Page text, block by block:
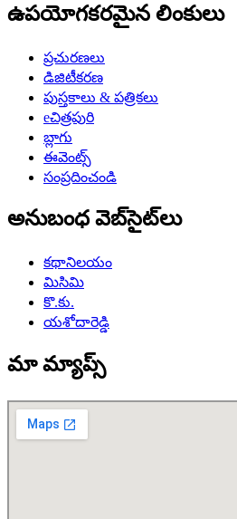
ఉపయోగకరమైన లింకులు
ప్రచురణలు
డిజిటీకరణ
పుస్తకాలు & పత్రికలు
eచిత్రపురి
బ్లాగు
ఈవెంట్స్
సంప్రదించండి
అనుబంధ వెబ్‌సైట్‌లు
కథానిలయం
మిసిమి
కొ.కు.
యశోదారెడ్డి
మా మ్యాప్స్